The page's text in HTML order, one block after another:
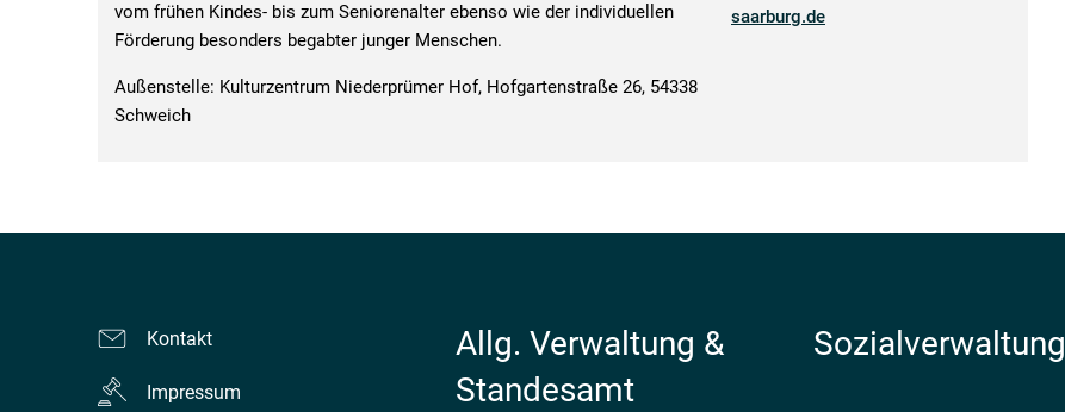
vom frühen Kindes- bis zum Seniorenalter ebenso wie der individuellen
Förderung besonders begabter junger Menschen.
Außenstelle: Kulturzentrum Niederprümer Hof, Hofgartenstraße 26, 54338
Schweich
saarburg.de
Kontakt
Impressum
Allg. Verwaltung &
Standesamt
Sozialverwaltung